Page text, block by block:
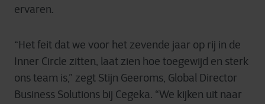
ervaren.
“Het feit dat we voor het zevende jaar op rij in de
Inner Circle zitten, laat zien hoe toegewijd en sterk
ons team is,” zegt Stijn Geeroms, Global Director
Business Solutions bij Cegeka. “We kijken uit naar